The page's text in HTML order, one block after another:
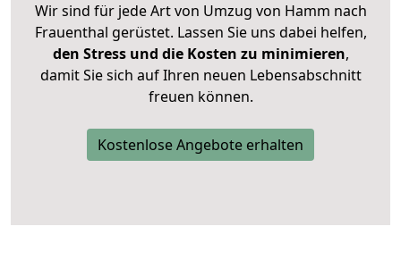
Wir sind für jede Art von Umzug von Hamm nach
Frauenthal gerüstet. Lassen Sie uns dabei helfen,
den Stress und die Kosten zu minimieren,
damit Sie sich auf Ihren neuen Lebensabschnitt
freuen können.
Kostenlose Angebote erhalten